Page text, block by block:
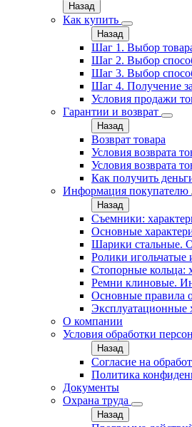
Назад
Как купить
Назад
Шаг 1. Выбор
Шаг 2. Выбор
Шаг 3. Выбор
Шаг 4. Получение
Условия продажи
Гарантии и возврат
Назад
Возврат товара
Условия возврата
Условия возврата
Как получить
Информация покупателю
Назад
Съемники:
Основные
Шарики стальные.
Ролики
Стопорные кольца:
Ремни клиновые.
Основные правила
Эксплуатационные
О компании
Условия обработки
Назад
Согласие на
Политика
Документы
Охрана труда
Назад